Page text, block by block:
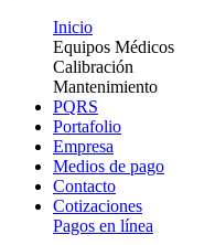
Inicio
Equipos Médicos
Calibración
Mantenimiento
PQRS
Portafolio
Empresa
Medios de pago
Contacto
Cotizaciones
Pagos en línea